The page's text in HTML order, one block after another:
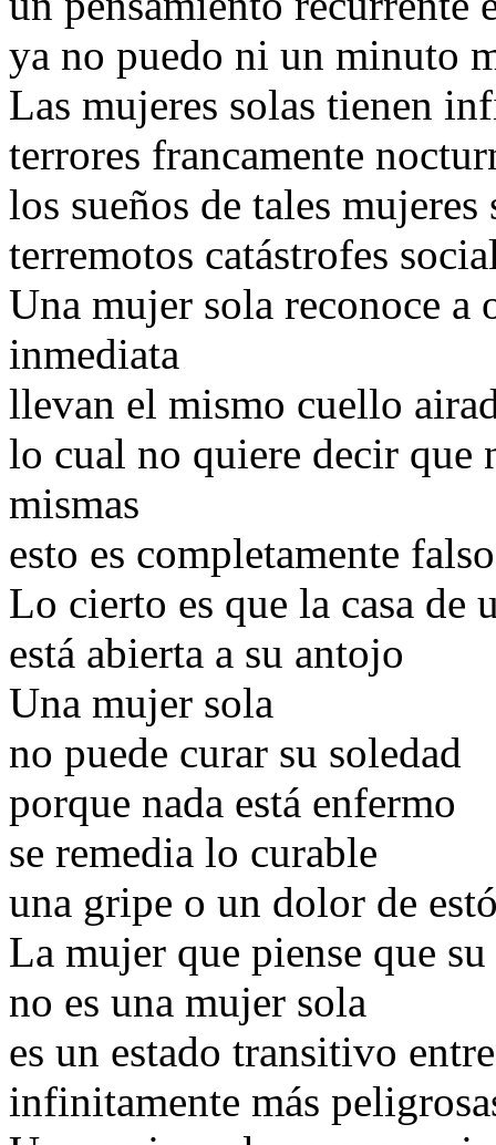
ya no puedo ni un minuto
Las mujeres solas tienen
terrores francamente
los sueños de tales mujeres
terremotos catástrofes
Una mujer sola reconoce a
inmediata
llevan el mismo cuello
lo cual no quiere decir que
mismas
esto es completamente falso
Lo cierto es que la casa de
está abierta a su antojo
Una mujer sola
no puede curar su soledad
porque nada está enfermo
se remedia lo curable
una gripe o un dolor de
La mujer que piense que
no es una mujer sola
es un estado transitivo
infinitamente más